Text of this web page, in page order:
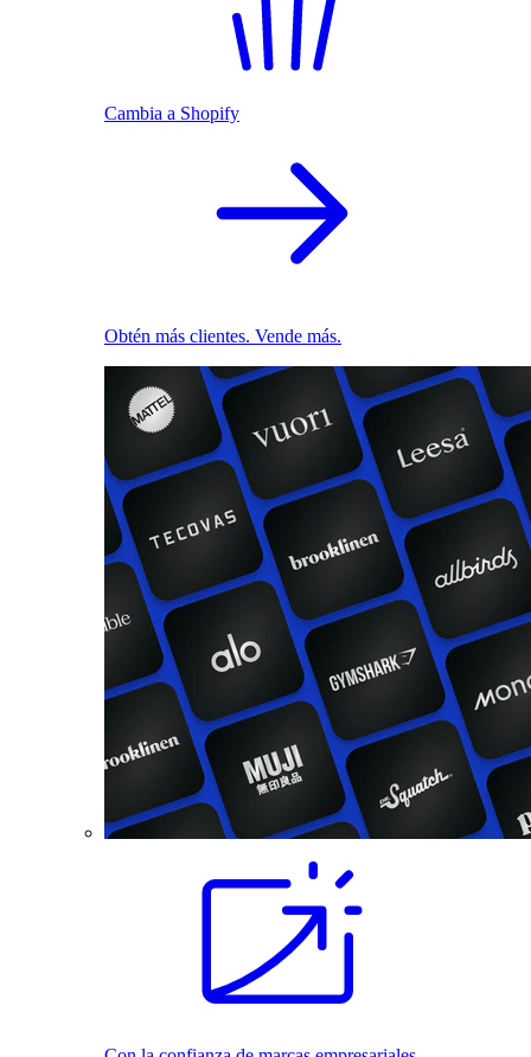
Cambia a Shopify
Obtén más clientes. Vende más.